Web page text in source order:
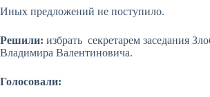
Иных предложений не поступило.
Решили: избрать секретарем заседания
Владимира Валентиновича.
Голосовали: